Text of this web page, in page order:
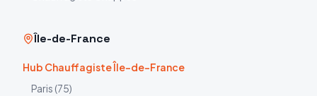
Île-de-France
Hub Chauffagiste Île-de-France
Paris (75)